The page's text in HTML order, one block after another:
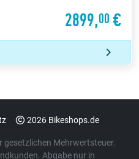
2899,00 €
2026 Bikeshops.de
gesetzlichen Mehrwertsteuer.
Abgabe nur in